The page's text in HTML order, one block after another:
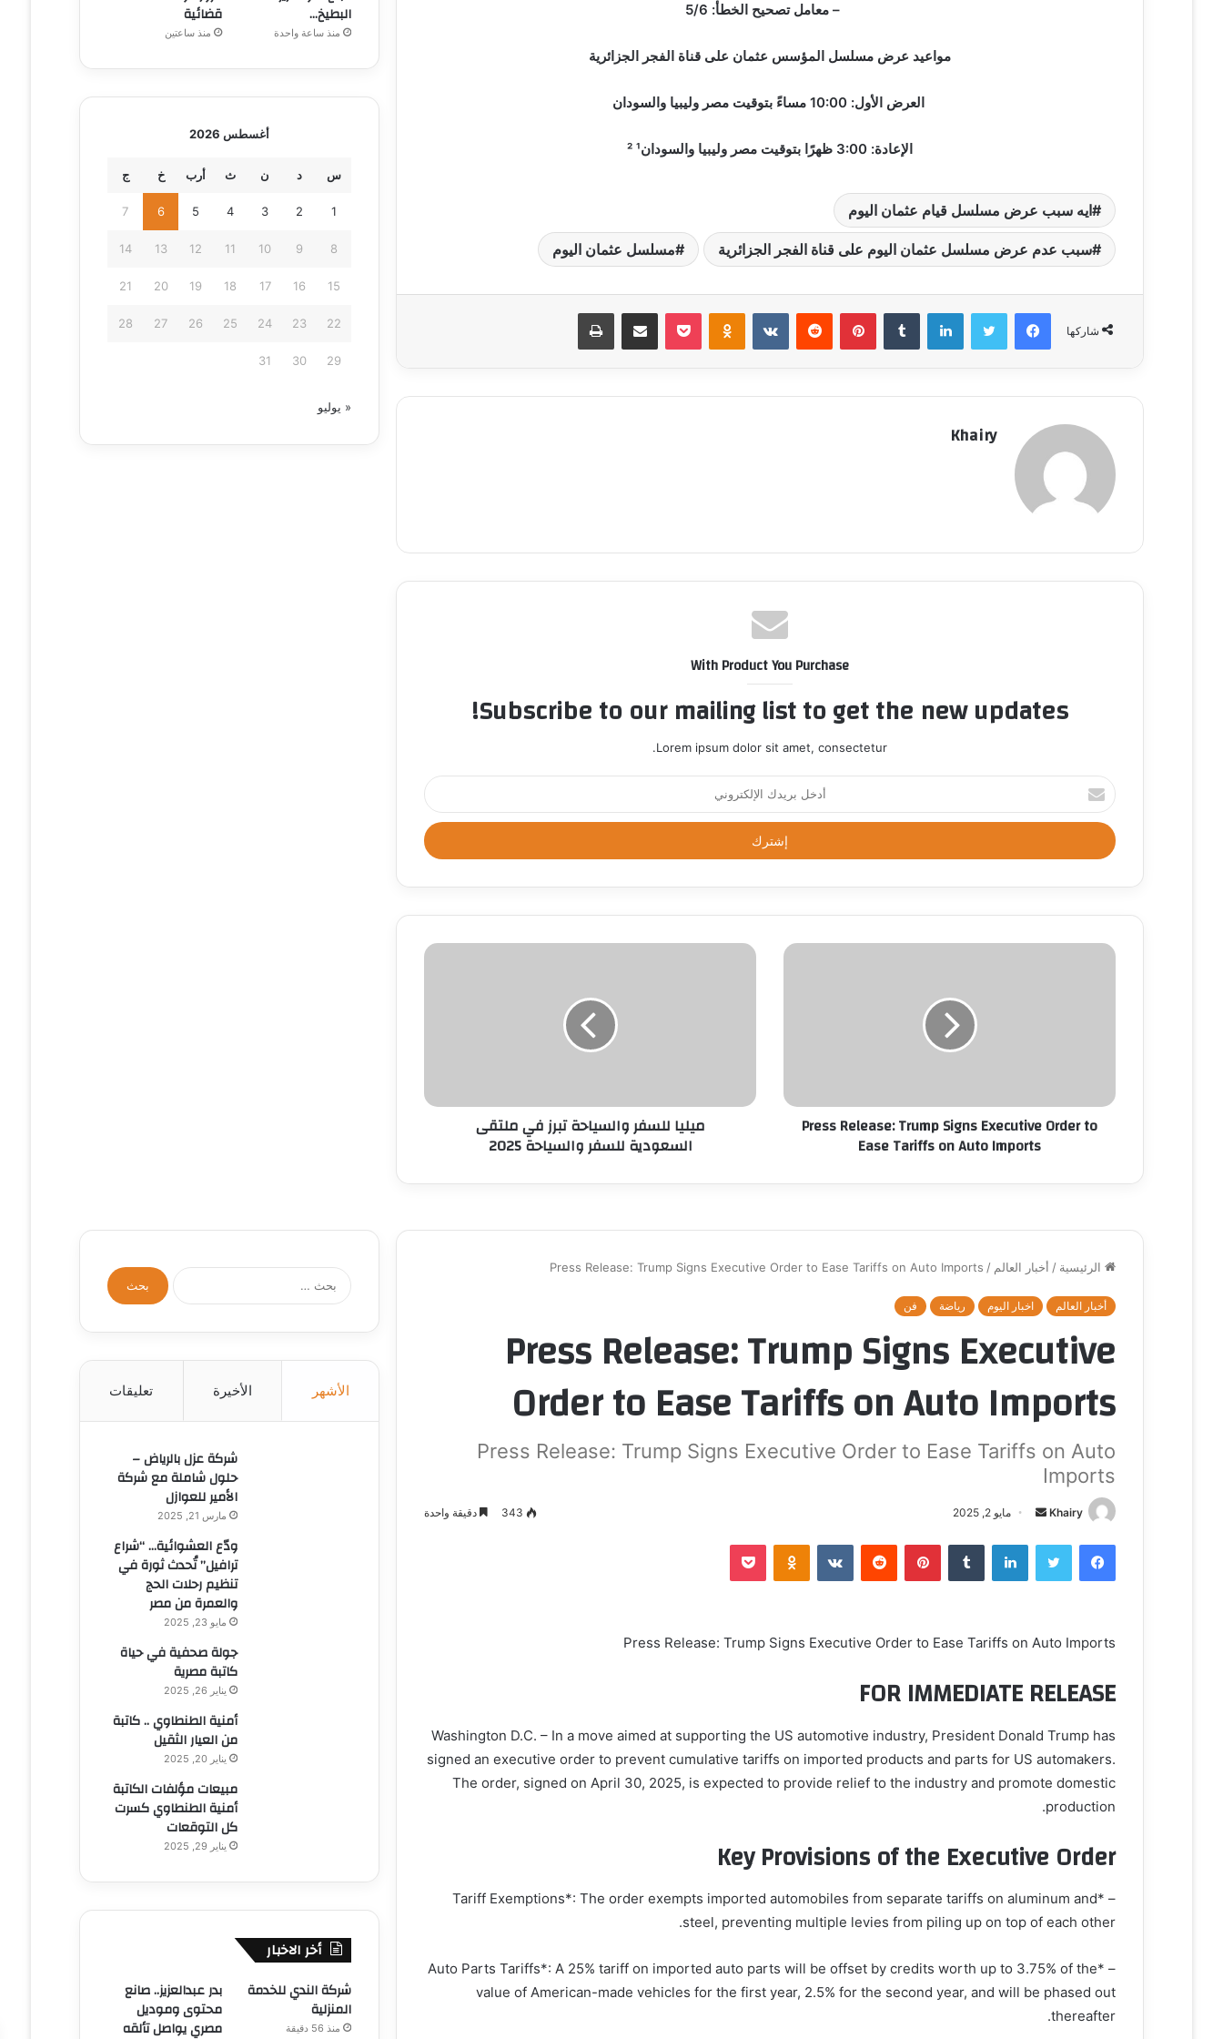
– معامل تصحيح الخطأ: 5/6
مواعيد عرض مسلسل المؤسس عثمان على قناة الفجر الجزائرية
العرض الأول: 10:00 مساءً بتوقيت مصر وليبيا والسودان
الإعادة: 3:00 ظهرًا بتوقيت مصر وليبيا والسودان¹ ²
ايه سبب عرض مسلسل قيام عثمان اليوم
سبب عدم عرض مسلسل عثمان اليوم على قناة الفجر الجزائرية مسلسل عثمان اليوم
شاركها
فيسبوك تويتر لينكدإن ‏Tumblr بينتيريست ‏Reddit
‏VKontakte
Odnoklassniki بوكيت مشاركة عبر البريد طباعة
Khairy
With Product You Purchase
Subscribe to our mailing list to get the new updates!
Lorem ipsum dolor sit amet, consectetur.
أ
د
خ
ل
د
ا
Press Release: Trump Signs Executive Order to
Ease Tariffs on Auto Imports
ميليا للسفر والسياحة تبرز في ملتقى
السعودية للسفر والسياحة 2025
البطيخ…
منذ ساعة واحدة
قضائية
منذ ساعتين
أغسطس 2026
س د ن ث أرب خ ج
1
2
3
4
5
6
7
8
9
10
11
12
13
14
15
16
17
18
19
20
21
22
23
24
25
26
27
28
29
30
31
« يوليو